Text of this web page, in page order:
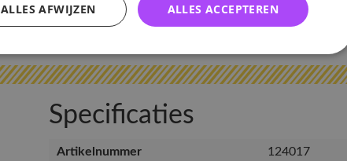
Indien op voorraad
verzonden
Specificaties
Artikelnummer
124017
ALLES ACCEPTEREN
ALLES AFWIJZEN